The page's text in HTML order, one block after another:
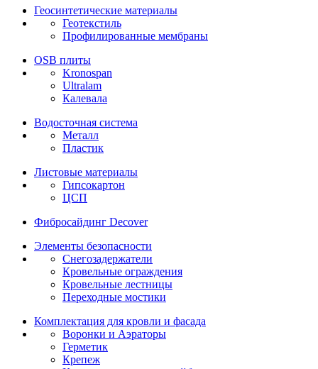
Геосинтетические материалы
Геотекстиль
Профилированные мембраны
OSB плиты
Kronospan
Ultralam
Калевала
Водосточная система
Металл
Пластик
Листовые материалы
Гипсокартон
ЦСП
Фибросайдинг Decover
Элементы безопасности
Снегозадержатели
Кровельные ограждения
Кровельные лестницы
Переходные мостики
Комплектация для кровли и фасада
Воронки и Аэраторы
Герметик
Крепеж